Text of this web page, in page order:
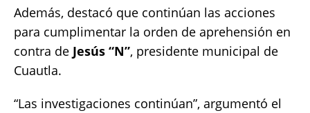
Además, destacó que continúan las acciones
para cumplimentar la orden de aprehensión en
contra de Jesús “N”, presidente municipal de
Cuautla.
“Las investigaciones continúan”, argumentó el